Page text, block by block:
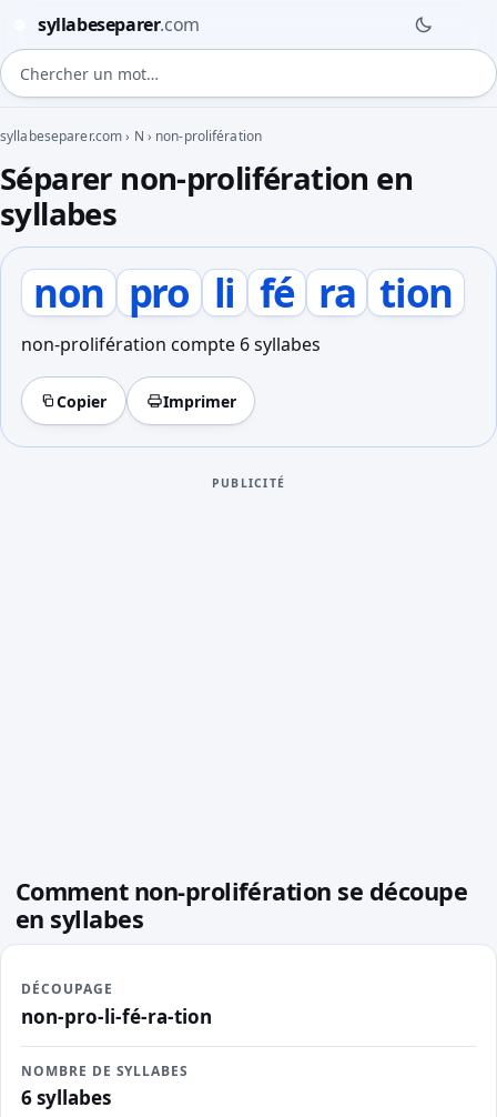
syllabeseparer.com
Chercher un mot
syllabeseparer.com› N › non-prolifération
Séparer non-prolifération en
syllabes
non pro li fé ra tion
non-prolifération compte 6 syllabes
Copier Imprimer
PUBLICITÉ
Comment non-prolifération se découpe
en syllabes
DÉCOUPAGE
non-pro-li-fé-ra-tion
NOMBRE DE SYLLABES
6 syllabes